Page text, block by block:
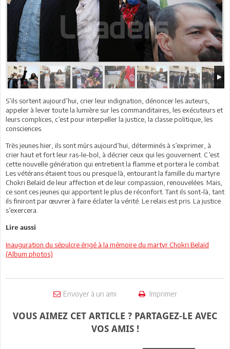
S’ils sortent aujourd’hui, crier leur indignation, dénoncer les auteurs,
appeler à lever toute la lumière sur les commanditaires, les exécuteurs et
leurs complices, c’est pour interpeller la justice, la classe politique, les
consciences.
Très jeunes hier, ils sont mûrs aujourd’hui, déterminés à s’exprimer, à
crier haut et fort leur ras-le-bol, à décrier ceux qui les gouvernent. C’est
cette nouvelle génération qui entretient la flamme et portera le combat.
Les vétérans étaient tous ou presque là, entourant la famille du martyre
Chokri Belaïd de leur affection et de leur compassion, renouvelées. Mais,
ce sont ces jeunes qui apportent le plus de réconfort. Tant ils sont-là, tant
ils finiront par œuvrer à faire éclater la vérité. Le relais est pris. La justice
s’exercera.
Lire aussi
Inauguration du sépulcre érigé à la mémoire du martyr Chokri Belaïd
(Album photos)
Envoyer à un ami Imprimer
VOUS AIMEZ CET ARTICLE ? PARTAGEZ-LE AVEC
VOS AMIS !